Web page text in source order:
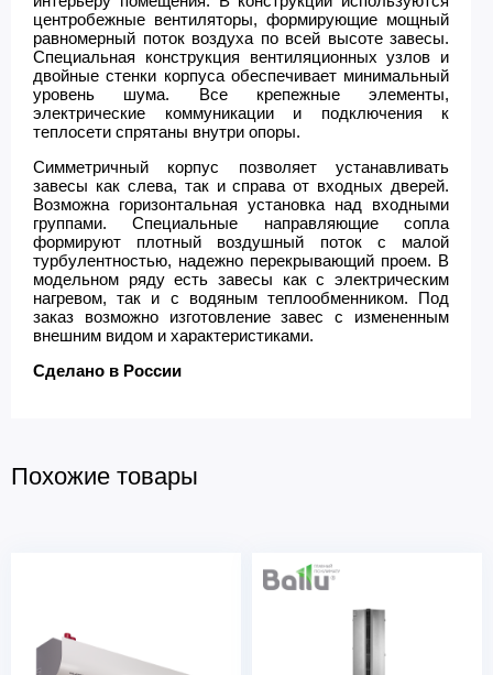
центробежные вентиляторы, формирующие мощный
равномерный поток воздуха по всей высоте завесы.
Специальная конструкция вентиляционных узлов и
двойные стенки корпуса обеспечивает минимальный
уровень шума. Все крепежные элементы,
электрические коммуникации и подключения к
теплосети спрятаны внутри опоры.
Симметричный корпус позволяет устанавливать
завесы как слева, так и справа от входных дверей.
Возможна горизонтальная установка над входными
группами. Специальные направляющие сопла
формируют плотный воздушный поток с малой
турбулентностью, надежно перекрывающий проем. В
модельном ряду есть завесы как с электрическим
нагревом, так и с водяным теплообменником. Под
заказ возможно изготовление завес с измененным
внешним видом и характеристиками.
Сделано в России
Похожие товары